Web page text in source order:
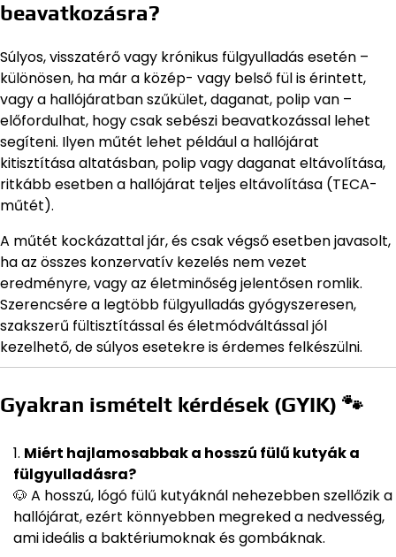
beavatkozásra?
Súlyos, visszatérő vagy krónikus fülgyulladás esetén –
különösen, ha már a közép- vagy belső fül is érintett,
vagy a hallójáratban szűkület, daganat, polip van –
előfordulhat, hogy csak sebészi beavatkozással lehet
segíteni. Ilyen műtét lehet például a hallójárat
kitisztítása altatásban, polip vagy daganat eltávolítása,
ritkább esetben a hallójárat teljes eltávolítása (TECA-
műtét).
A műtét kockázattal jár, és csak végső esetben javasolt,
ha az összes konzervatív kezelés nem vezet
eredményre, vagy az életminőség jelentősen romlik.
Szerencsére a legtöbb fülgyulladás gyógyszeresen,
szakszerű fültisztítással és életmódváltással jól
kezelhető, de súlyos esetekre is érdemes felkészülni.
Gyakran ismételt kérdések (GYIK) 🐾
Miért hajlamosabbak a hosszú fülű kutyák a
fülgyulladásra?
🐶 A hosszú, lógó fülű kutyáknál nehezebben szellőzik a
hallójárat, ezért könnyebben megreked a nedvesség,
ami ideális a baktériumoknak és gombáknak.